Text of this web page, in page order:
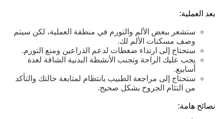
بعد العملية:
ستشعر ببعض الألم والتورم في منطقة العملية، لكن سيتم
وصف مسكنات الألم لك.
ستحتاج إلى ارتداء ضغطات لدعم الذراعين ومنع التورم.
يجب عليك الراحة وتجنب الأنشطة البدنية الشاقة لعدة
أسابيع.
ستحتاج إلى مراجعة الطبيب بانتظام لمتابعة حالتك والتأكد
من التئام الجروح بشكل صحيح.
نصائح هامة: